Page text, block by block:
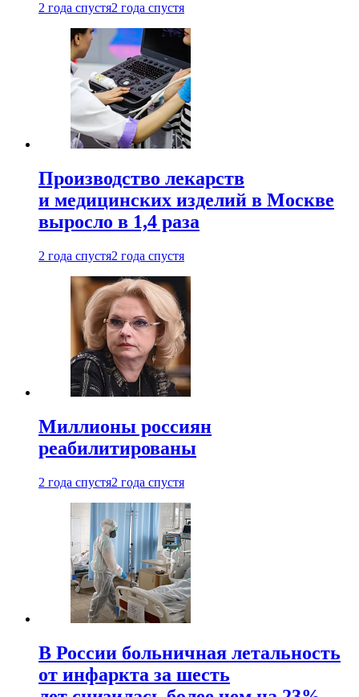
2 года спустя2 года спустя
Производство лекарств
и медицинских изделий в Москве
выросло в 1,4 раза
2 года спустя2 года спустя
Миллионы россиян
реабилитированы
2 года спустя2 года спустя
В России больничная летальность
от инфаркта за шесть